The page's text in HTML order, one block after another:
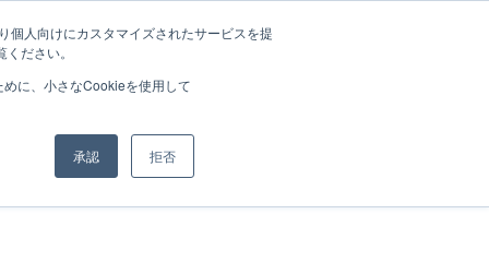
個人向けにカスタマイズされたサービスを提
ださい。
に、小さなCookieを使用して
承認 拒否